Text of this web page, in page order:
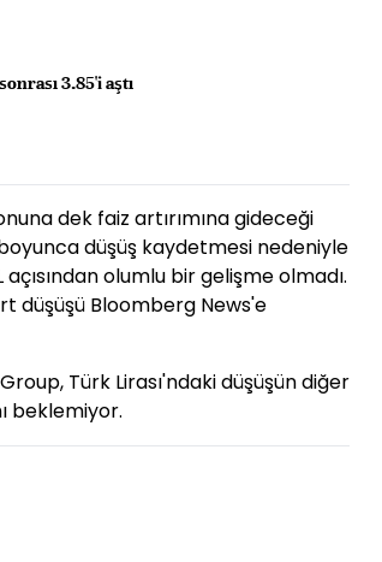
3.85'i aştı
dek faiz artırımına gideceği
düşüş kaydetmesi nedeniyle
olumlu bir gelişme olmadı.
düşüşü Bloomberg News'e
Türk Lirası'ndaki düşüşün diğer
beklemiyor.